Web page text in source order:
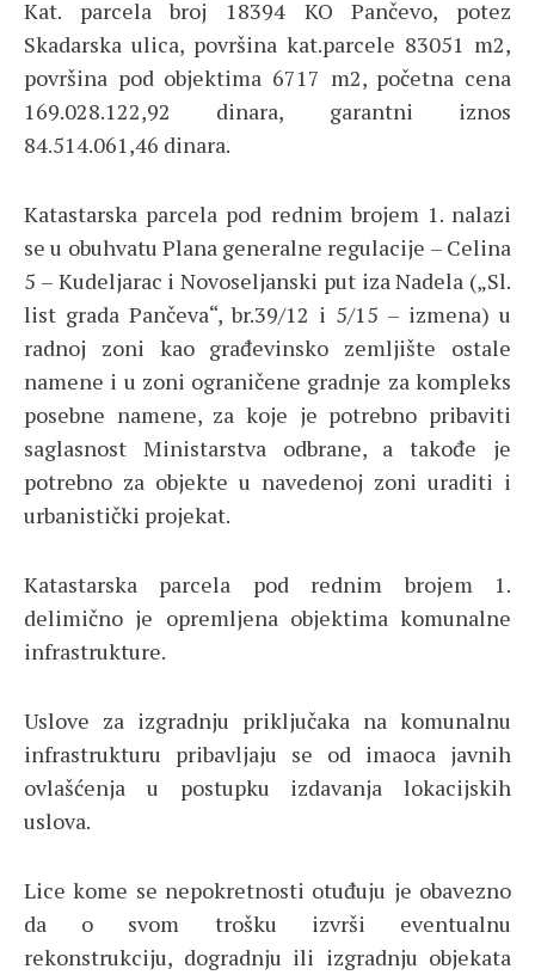
Kat. parcela broj 18394 KO Pančevo, potez
Skadarska ulica, površina kat.parcele 83051 m2,
površina pod objektima 6717 m2, početna cena
169.028.122,92 dinara, garantni iznos
84.514.061,46 dinara.
Katastarska parcela pod rednim brojem 1. nalazi
se u obuhvatu Plana generalne regulacije – Celina
5 – Kudeljarac i Novoseljanski put iza Nadela („Sl.
list grada Pančeva“, br.39/12 i 5/15 – izmena) u
radnoj zoni kao građevinsko zemljište ostale
namene i u zoni ograničene gradnje za kompleks
posebne namene, za koje je potrebno pribaviti
saglasnost Ministarstva odbrane, a takođe je
potrebno za objekte u navedenoj zoni uraditi i
urbanistički projekat.
Katastarska parcela pod rednim brojem 1.
delimično je opremljena objektima komunalne
infrastrukture.
Uslove za izgradnju priključaka na komunalnu
infrastrukturu pribavljaju se od imaoca javnih
ovlašćenja u postupku izdavanja lokacijskih
uslova.
Lice kome se nepokretnosti otuđuju je obavezno
da o svom trošku izvrši eventualnu
rekonstrukciju, dogradnju ili izgradnju objekata